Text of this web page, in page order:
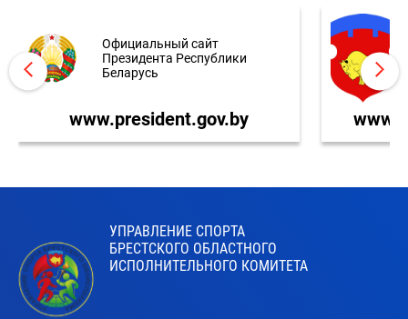
Официальный сайт
Президента Республики
Беларусь
www.president.gov.by
УПРАВЛЕНИЕ СПОРТА
БРЕСТСКОГО ОБЛАСТНОГО
ИСПОЛНИТЕЛЬНОГО КОМИТЕТА